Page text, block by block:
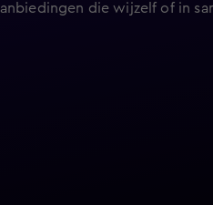
die wijzelf of in